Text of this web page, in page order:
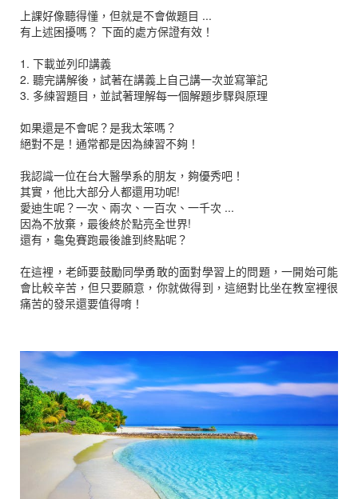
上課好像聽得懂，但就是不會做題目 ...
有上述困擾嗎？ 下面的處方保證有效！
1. 下載並列印講義
2. 聽完講解後，試著在講義上自己講一次並寫筆記
3. 多練習題目，並試著理解每一個解題步驟與原理
如果還是不會呢？是我太笨嗎？
絕對不是！通常都是因為練習不夠！
我認識一位在台大醫學系的朋友，夠優秀吧！
其實，他比大部分人都還用功呢!
愛迪生呢？一次、兩次、一百次、一千次 ...
因為不放棄，最後終於點亮全世界!
還有，龜兔賽跑最後誰到終點呢？
在這裡，老師要鼓勵同學勇敢的面對學習上的問題，一開始可能
會比較辛苦，但只要願意，你就做得到，這絕對比坐在教室裡很
痛苦的發呆還要值得唷！